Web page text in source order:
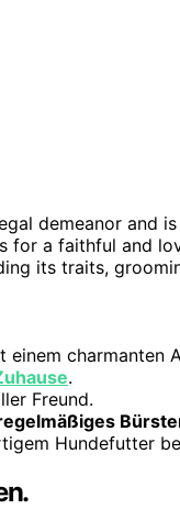
demeanor and
for a faithful and
its traits,
einem charmanten
.
Freund.
Hundefutter